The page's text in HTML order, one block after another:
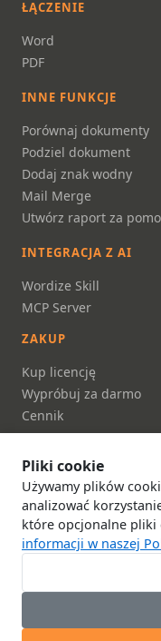
Pliki cookie
Używamy plików
analizować
które opcjonalne pliki
informacji w naszej
ŁĄCZENIE
Word
PDF
INNE FUNKCJE
Porównaj dokumenty
Podziel dokument
Dodaj znak wodny
Mail Merge
Utwórz raport za
INTEGRACJA Z AI
Wordize Skill
MCP Server
ZAKUP
Kup licencję
Wypróbuj za darmo
Cennik
FAQ
DOKUMENTACJA
Dokumentacja
Dokumentacja API
O nas
Polityka prywatności
Warunki korzystania z